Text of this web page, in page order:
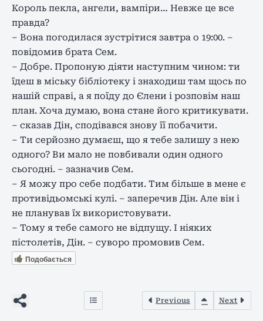
Король пекла, ангели, вампіри… Невже це все
правда?
– Вона погодилася зустрітися завтра о 19:00. –
повідомив брата Сем.
– Добре. Пропоную діяти наступним чином: ти
їдеш в міську бібліотеку і знаходиш там щось по
нашій справі, а я поїду до Єлени і розповім наш
план. Хоча думаю, вона стане його критикувати.
– сказав Дін, сподівався знову її побачити.
– Ти серйозно думаєш, що я тебе залишу з нею
одного? Ви мало не повбивали один одного
сьогодні. – зазначив Сем.
– Я можу про себе подбати. Тим більше в мене є
противідьомські кулі. – заперечив Дін. Але він і
не планував їх використовувати.
– Тому я тебе самого не відпущу. І ніяких
пістолетів, Дін. – суворо промовив Сем.
Подобається
Previous Next